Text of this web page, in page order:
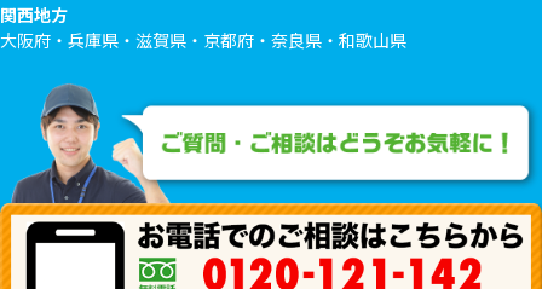
関西地方
大阪府・兵庫県・滋賀県・京都府・奈良県・和歌山県